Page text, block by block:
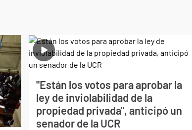
"Están los votos para aprobar la
ley de inviolabilidad de la
propiedad privada", anticipó un
senador de la UCR